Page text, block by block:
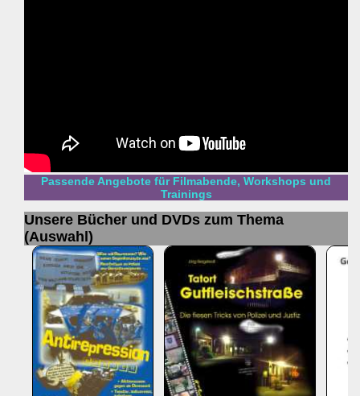
Passende Angebote für Filmabende, Workshops und
Trainings
Unsere Bücher und DVDs zum Thema
(Auswahl)